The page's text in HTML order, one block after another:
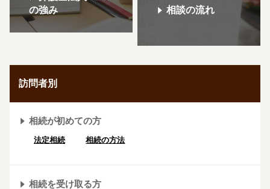
の強み
相談の流れ
訪問者別
相続が初めての方
法定相続 相続の方法
相続を受け取る方